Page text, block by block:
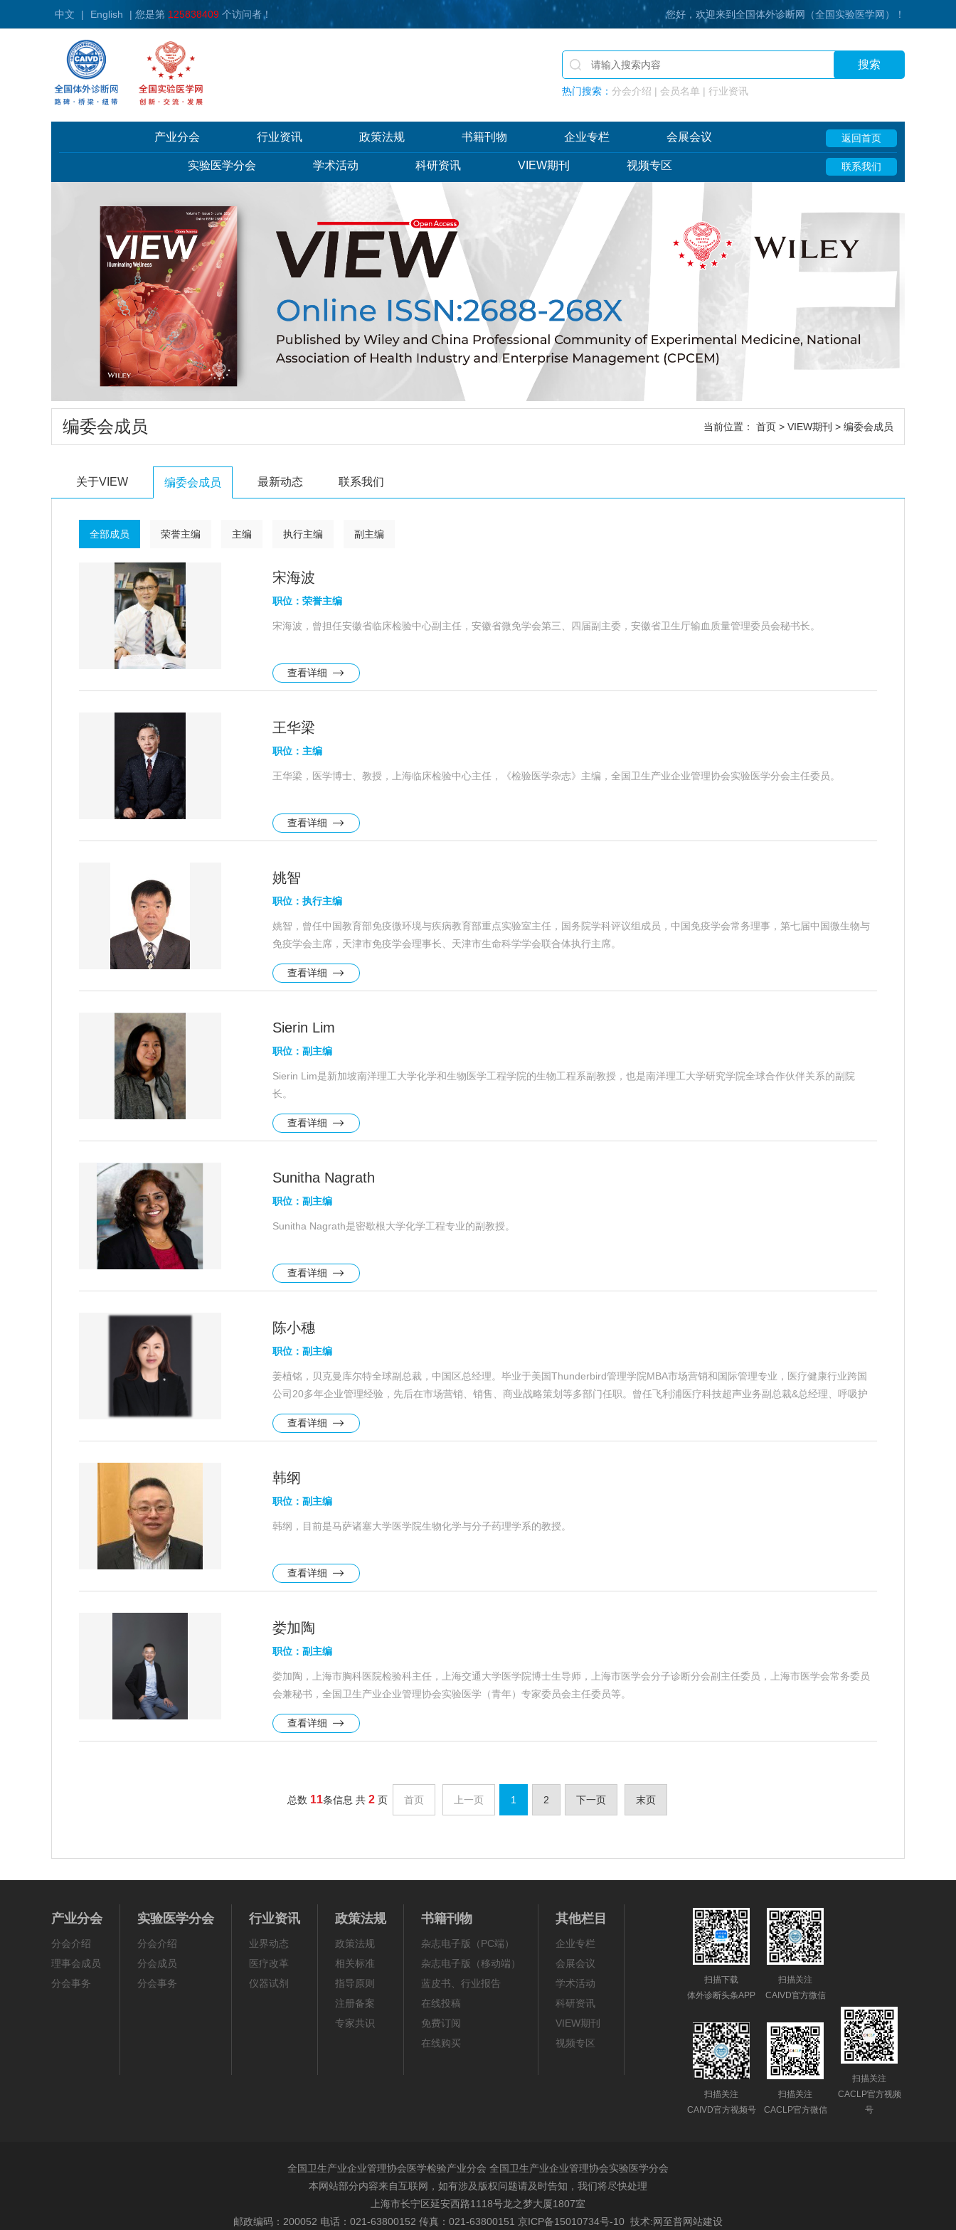
中文 | English | 您是第 125838409 个访问者！ 您好，欢迎来到全国体外诊断网（全国实验医学网）！
搜索
热门搜索： 分会介绍 | 会员名单 | 行业资讯
产业分会 行业资讯 政策法规 书籍刊物 企业专栏 会展会议 返回首页
实验医学分会 学术活动 科研资讯 VIEW期刊 视频专区 联系我们
编委会成员 当前位置： 首页 > VIEW期刊 > 编委会成员
关于VIEW 编委会成员 最新动态 联系我们
全部成员 荣誉主编 主编 执行主编 副主编
宋海波
职位：荣誉主编
宋海波，曾担任安徽省临床检验中心副主任，安徽省微免学会第三、四届副主委，安徽省卫生厅输血质量管理委员会秘书长。
查看详细
王华梁
职位：主编
王华梁，医学博士、教授，上海临床检验中心主任，《检验医学杂志》主编，全国卫生产业企业管理协会实验医学分会主任委员。
查看详细
姚智
职位：执行主编
姚智，曾任中国教育部免疫微环境与疾病教育部重点实验室主任，国务院学科评议组成员，中国免疫学会常务理事，第七届中国微生物与
免疫学会主席，天津市免疫学会理事长、天津市生命科学学会联合体执行主席。
查看详细
Sierin Lim
职位：副主编
Sierin Lim是新加坡南洋理工大学化学和生物医学工程学院的生物工程系副教授，也是南洋理工大学研究学院全球合作伙伴关系的副院
长。
查看详细
Sunitha Nagrath
职位：副主编
Sunitha Nagrath是密歇根大学化学工程专业的副教授。
查看详细
陈小穗
职位：副主编
姜植铭，贝克曼库尔特全球副总裁，中国区总经理。毕业于美国Thunderbird管理学院MBA市场营销和国际管理专业，医疗健康行业跨国
公司20多年企业管理经验，先后在市场营销、销售、商业战略策划等多部门任职。曾任飞利浦医疗科技超声业务副总裁&总经理、呼吸护
理业务总经理，强生医疗市场营销及战略发展负责人等重要职位。
查看详细
韩纲
职位：副主编
韩纲，目前是马萨诸塞大学医学院生物化学与分子药理学系的教授。
查看详细
娄加陶
职位：副主编
娄加陶，上海市胸科医院检验科主任，上海交通大学医学院博士生导师，上海市医学会分子诊断分会副主任委员，上海市医学会常务委员
会兼秘书，全国卫生产业企业管理协会实验医学（青年）专家委员会主任委员等。
查看详细
总数 11条信息 共 2页 首页 上一页 1 2 下一页 末页
产业分会
分会介绍
理事会成员
分会事务
实验医学分会
分会介绍
分会成员
分会事务
行业资讯
业界动态
医疗改革
仪器试剂
政策法规
政策法规
相关标准
指导原则
注册备案
专家共识
书籍刊物
杂志电子版（PC端）
杂志电子版（移动端）
蓝皮书、行业报告
在线投稿
免费订阅
在线购买
其他栏目
企业专栏
会展会议
学术活动
科研资讯
VIEW期刊
视频专区
扫描下载
体外诊断头条APP
扫描关注
CAIVD官方微信
扫描关注
CAIVD官方视频号
扫描关注
CACLP官方微信
扫描关注
CACLP官方视频
号
全国卫生产业企业管理协会医学检验产业分会 全国卫生产业企业管理协会实验医学分会
本网站部分内容来自互联网，如有涉及版权问题请及时告知，我们将尽快处理
上海市长宁区延安西路1118号龙之梦大厦1807室
邮政编码：200052 电话：021-63800152 传真：021-63800151 京ICP备15010734号-10 技术:网至普网站建设